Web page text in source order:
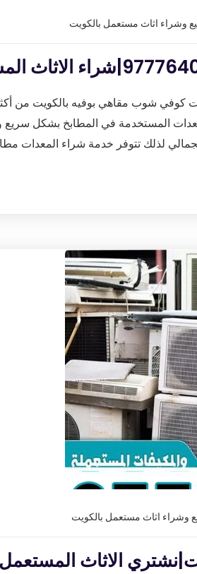
وشراء اثاث مستعمل بالكويت
كوفي شوب مقاهي بوفيه بالكويت من
المستخدمة في المطابخ بشكل
لذلك تتوفر خدمة شراء المعدات
وشراء اثاث مستعمل بالكويت
الاثاث المستعمل97776408